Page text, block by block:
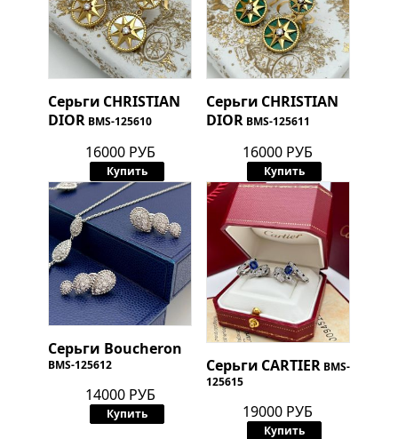
Серьги CHRISTIAN
DIOR BMS-125610
16000 РУБ
Купить
Серьги CHRISTIAN
DIOR BMS-125611
16000 РУБ
Купить
Серьги Boucheron
BMS-125612
14000 РУБ
Купить
Серьги CARTIER BMS-
125615
19000 РУБ
Купить